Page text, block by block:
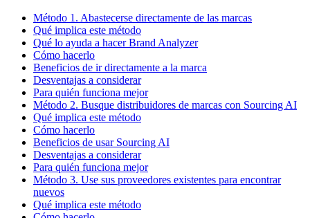
Método 1. Abastecerse directamente de las marcas
Qué implica este método
Qué lo ayuda a hacer Brand Analyzer
Cómo hacerlo
Beneficios de ir directamente a la marca
Desventajas a considerar
Para quién funciona mejor
Método 2. Busque distribuidores de marcas con Sourcing AI
Qué implica este método
Cómo hacerlo
Beneficios de usar Sourcing AI
Desventajas a considerar
Para quién funciona mejor
Método 3. Use sus proveedores existentes para encontrar
nuevos
Qué implica este método